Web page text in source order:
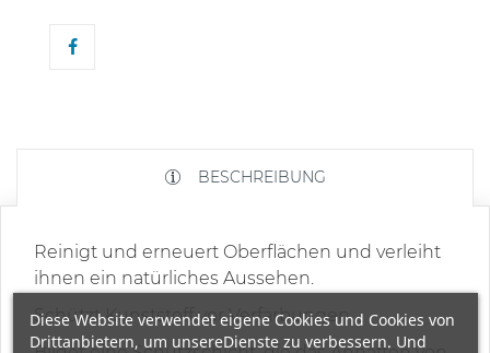
BESCHREIBUNG
Reinigt und erneuert Oberflächen und verleiht
ihnen ein natürliches Aussehen.
Schützt Kunststoff vor Verfärbungen.
Diese Website verwendet eigene Cookies und Cookies von
Drittanbietern, um unsereDienste zu verbessern. Und